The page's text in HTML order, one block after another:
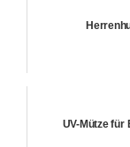
UV-Mütze für